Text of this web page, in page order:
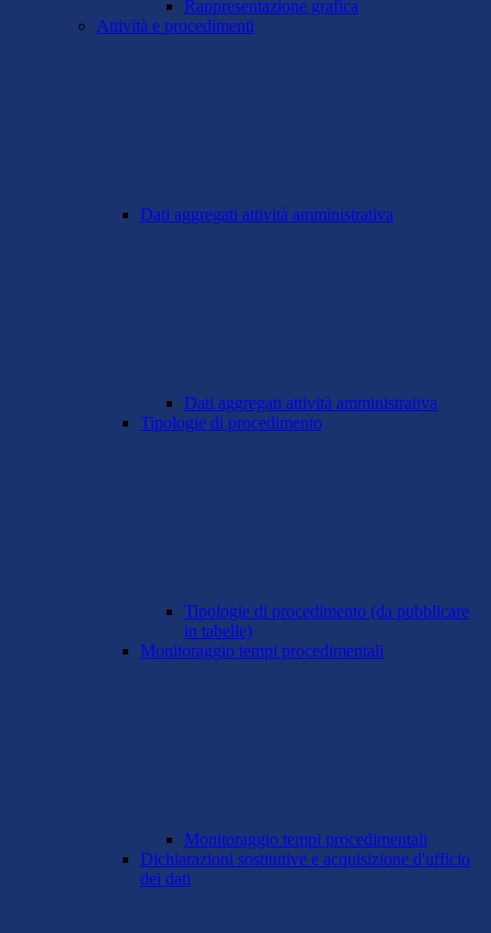
Rappresentazione grafica
Attività e procedimenti
Dati aggregati attività amministrativa
Dati aggregati attività amministrativa
Tipologie di procedimento
Tipologie di procedimento (da pubblicare
in tabelle)
Monitoraggio tempi procedimentali
Monitoraggio tempi procedimentali
Dichiarazioni sostitutive e acquisizione d'ufficio
dei dati